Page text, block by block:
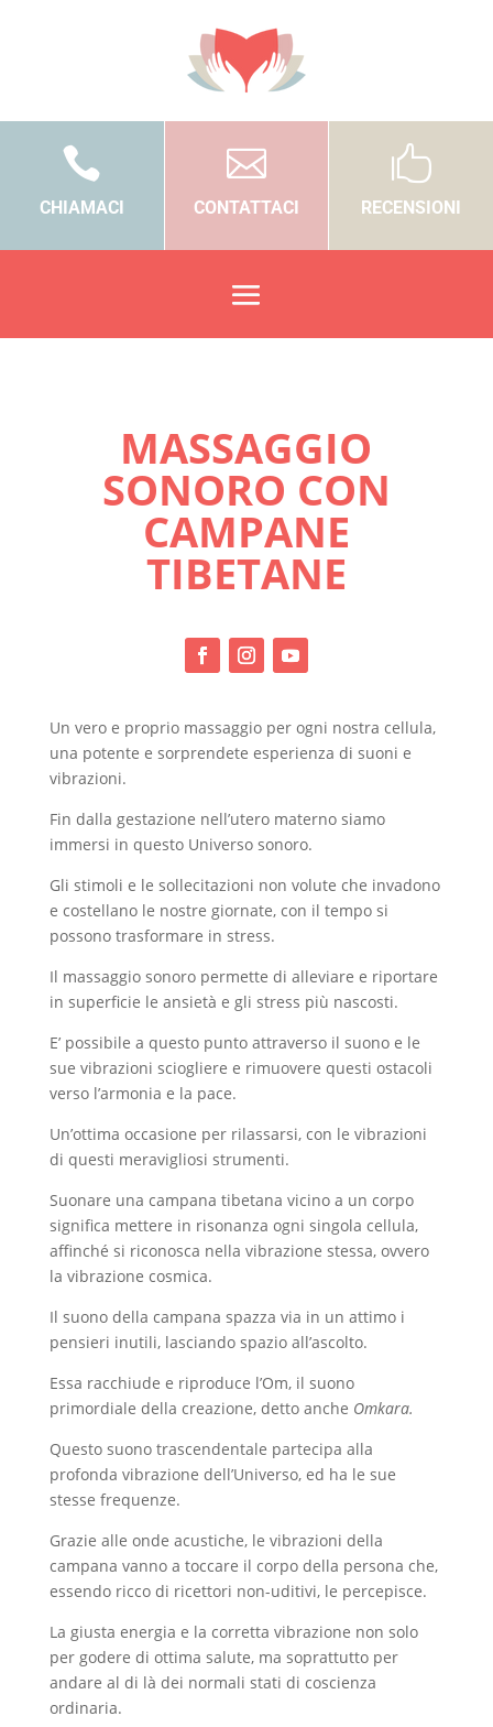

CHIAMACI

CONTATTACI

RECENSIONI
MASSAGGIO
SONORO CON
CAMPANE
TIBETANE
Un vero e proprio massaggio per ogni nostra cellula,
una potente e sorprendete esperienza di suoni e
vibrazioni.
Fin dalla gestazione nell’utero materno siamo
immersi in questo Universo sonoro.
Gli stimoli e le sollecitazioni non volute che invadono
e costellano le nostre giornate, con il tempo si
possono trasformare in stress.
Il massaggio sonoro permette di alleviare e riportare
in superficie le ansietà e gli stress più nascosti.
E’ possibile a questo punto attraverso il suono e le
sue vibrazioni sciogliere e rimuovere questi ostacoli
verso l’armonia e la pace.
Un’ottima occasione per rilassarsi, con le vibrazioni
di questi meravigliosi strumenti.
Suonare una campana tibetana vicino a un corpo
significa mettere in risonanza ogni singola cellula,
affinché si riconosca nella vibrazione stessa, ovvero
la vibrazione cosmica.
Il suono della campana spazza via in un attimo i
pensieri inutili, lasciando spazio all’ascolto.
Essa racchiude e riproduce l’Om, il suono
primordiale della creazione, detto anche Omkara.
Questo suono trascendentale partecipa alla
profonda vibrazione dell’Universo, ed ha le sue
stesse frequenze.
Grazie alle onde acustiche, le vibrazioni della
campana vanno a toccare il corpo della persona che,
essendo ricco di ricettori non-uditivi, le percepisce.
La giusta energia e la corretta vibrazione non solo
per godere di ottima salute, ma soprattutto per
andare al di là dei normali stati di coscienza
ordinaria.